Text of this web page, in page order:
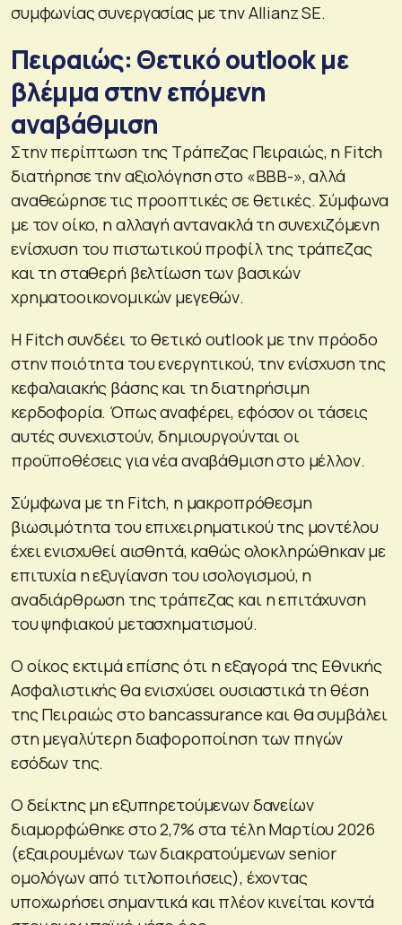
συμφωνίας συνεργασίας με την Allianz SE.
Πειραιώς: Θετικό outlook με
βλέμμα στην επόμενη
αναβάθμιση
Στην περίπτωση της Τράπεζας Πειραιώς, η Fitch
διατήρησε την αξιολόγηση στο «BBB-», αλλά
αναθεώρησε τις προοπτικές σε θετικές. Σύμφωνα
με τον οίκο, η αλλαγή αντανακλά τη συνεχιζόμενη
ενίσχυση του πιστωτικού προφίλ της τράπεζας
και τη σταθερή βελτίωση των βασικών
χρηματοοικονομικών μεγεθών.
Η Fitch συνδέει το θετικό outlook με την πρόοδο
στην ποιότητα του ενεργητικού, την ενίσχυση της
κεφαλαιακής βάσης και τη διατηρήσιμη
κερδοφορία. Όπως αναφέρει, εφόσον οι τάσεις
αυτές συνεχιστούν, δημιουργούνται οι
προϋποθέσεις για νέα αναβάθμιση στο μέλλον.
Σύμφωνα με τη Fitch, η μακροπρόθεσμη
βιωσιμότητα του επιχειρηματικού της μοντέλου
έχει ενισχυθεί αισθητά, καθώς ολοκληρώθηκαν με
επιτυχία η εξυγίανση του ισολογισμού, η
αναδιάρθρωση της τράπεζας και η επιτάχυνση
του ψηφιακού μετασχηματισμού.
Ο οίκος εκτιμά επίσης ότι η εξαγορά της Εθνικής
Ασφαλιστικής θα ενισχύσει ουσιαστικά τη θέση
της Πειραιώς στο bancassurance και θα συμβάλει
στη μεγαλύτερη διαφοροποίηση των πηγών
εσόδων της.
Ο δείκτης μη εξυπηρετούμενων δανείων
διαμορφώθηκε στο 2,7% στα τέλη Μαρτίου 2026
(εξαιρουμένων των διακρατούμενων senior
ομολόγων από τιτλοποιήσεις), έχοντας
υποχωρήσει σημαντικά και πλέον κινείται κοντά